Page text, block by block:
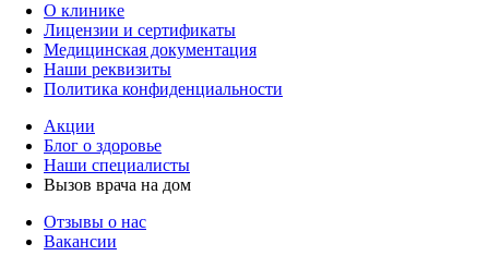
О клинике
Лицензии и сертификаты
Медицинская документация
Наши реквизиты
Политика конфиденциальности
Акции
Блог о здоровье
Наши специалисты
Вызов врача на дом
Отзывы о нас
Вакансии